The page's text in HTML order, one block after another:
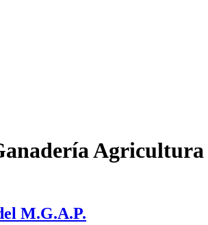
Agricultura
M.G.A.P.